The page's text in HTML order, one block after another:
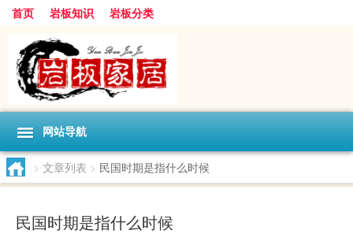
首页 岩板知识 岩板分类
网站导航
> 文章列表 > 民国时期是指什么时候
民国时期是指什么时候